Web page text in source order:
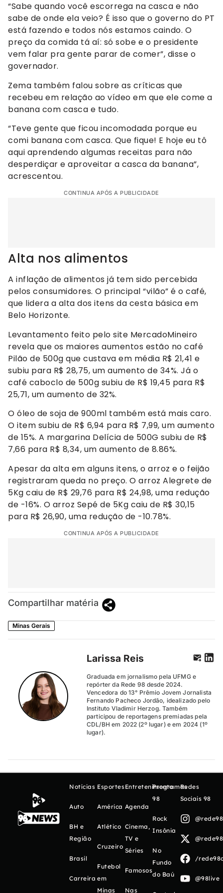
“Sabe quando você escorrega na casca e não
sabe de onde ela veio? É isso que o governo do PT
está fazendo e todos nós estamos caindo. O
preço da comida tá aí: só sobe e o presidente
vem falar pra gente parar de comer”, disse o
governador.
Zema também falou sobre as críticas que
recebeu em relação ao vídeo em que ele come a
banana com casca e tudo.
“Teve gente que ficou incomodada porque eu
comi banana com casca. Que fique! E hoje eu tô
aqui aprendendo algumas receitas para não
desperdiçar e aproveitar a casca da banana”,
acrescentou.
CONTINUA APÓS A PUBLICIDADE
Alta nos alimentos
A inflação de alimentos já tem sido percebida
pelos consumidores. O principal “vilão” é o café,
que lidera a alta dos itens da cesta básica em
Belo Horizonte.
Levantamento feito pelo site MercadoMineiro
revela que os maiores aumentos estão no café
Pilão de 500g que custava em média R$ 21,41 e
subiu para R$ 28,75, um aumento de 34%. Já o
café caboclo de 500g subiu de R$ 19,45 para R$
25,71, um aumento de 32%.
O óleo de soja de 900ml também está mais caro.
O item subiu de R$ 6,94 para R$ 7,99, um aumento
de 15%. A margarina Delícia de 500G subiu de R$
7,66 para R$ 8,34, um aumento de 8.86%.
Apesar da alta em alguns itens, o arroz e o feijão
registraram queda no preço. O arroz Alegrete de
5Kg caiu de R$ 29,76 para R$ 24,98, uma redução
de -16%. O arroz Sepé de 5Kg caiu de R$ 30,15
para R$ 26,90, uma redução de -10.78%.
CONTINUA APÓS A PUBLICIDADE
Compartilhar matéria
Minas Gerais
Larissa Reis
Graduada em jornalismo pela UFMG e
repórter da Rede 98 desde 2024.
Vencedora do 13° Prêmio Jovem Jornalista
Fernando Pacheco Jordão, idealizado pelo
Instituto Vladimir Herzog. Também
participou de reportagens premiadas pela
CDL/BH em 2022 (2º lugar) e em 2024 (1º
lugar).
Notícias
Auto
BH e
Região
Brasil
Carreira
Esportes
América
Atlético
Cruzeiro
Futebol
em
Minas
Entretenimento
Agenda
Cinema,
TV e
Séries
Famosos
Nas
Programas
98
Rock
Insônia
No
Fundo
do Baú
Redes
Sociais 98
/
@98live